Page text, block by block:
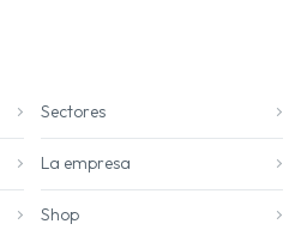
Sectores
La empresa
Shop